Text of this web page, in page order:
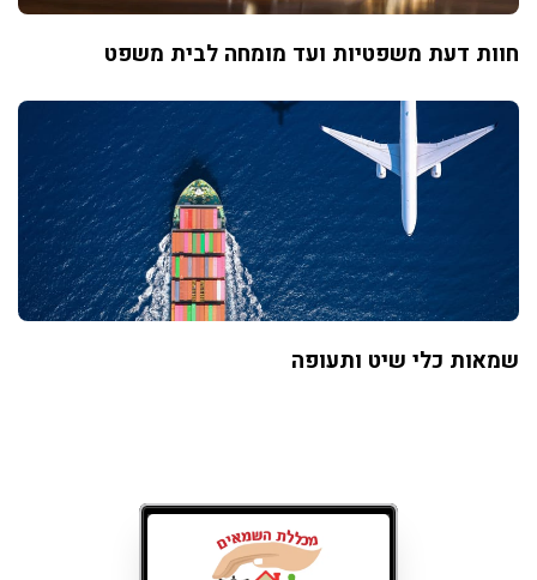
חוות דעת משפטיות ועד מומחה לבית משפט
שמאות כלי שיט ותעופה